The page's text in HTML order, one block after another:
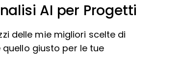
AI per Progetti
delle mie migliori scelte di
giusto per le tue